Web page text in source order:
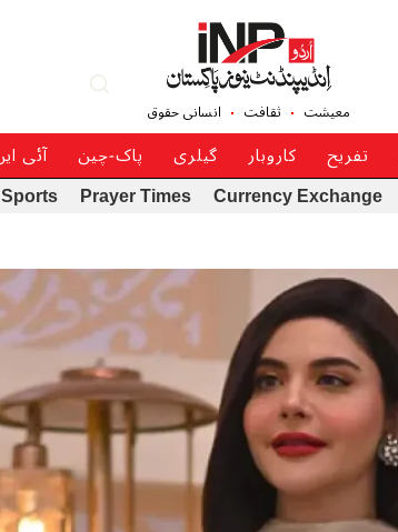
معیشت ثقافت انسانی حقوق
تفریح کاروبار گیلری پاک-چین آئی
Currency Exchange
Prayer Times
Sports